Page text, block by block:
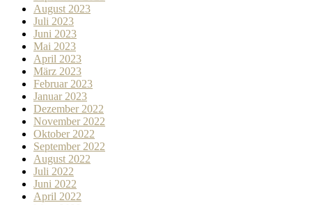
August 2023
Juli 2023
Juni 2023
Mai 2023
April 2023
März 2023
Februar 2023
Januar 2023
Dezember 2022
November 2022
Oktober 2022
September 2022
August 2022
Juli 2022
Juni 2022
April 2022